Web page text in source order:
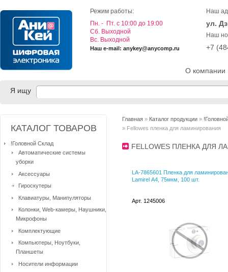
О компании
Режим работы:
Пн. - Пт. с 10:00 до 19:00
Cб. Выходной
Вс. Выходной
Наш e-mail: anykey@anycomp.ru
Наш
ул.
Наш
+7
Я ищу
Главная » Каталог продукции »
» Fellowes пленка для ламинирования
FELLOWES ПЛЕНКА ДЛЯ
LA-7865601 Пленка для
Lamirel А4, 75мкм, 100 шт.
Арт. 1245006
КАТАЛОГ ТОВАРОВ
!Головной Склад
Автоматические системы
уборки
Аксессуары
Гироскутеры
Клавиатуры, Манипуляторы
Колонки, Web-камеры, Наушники,
Микрофоны
Комплектующие
Компьютеры, Ноутбуки,
Планшеты
Носители информации